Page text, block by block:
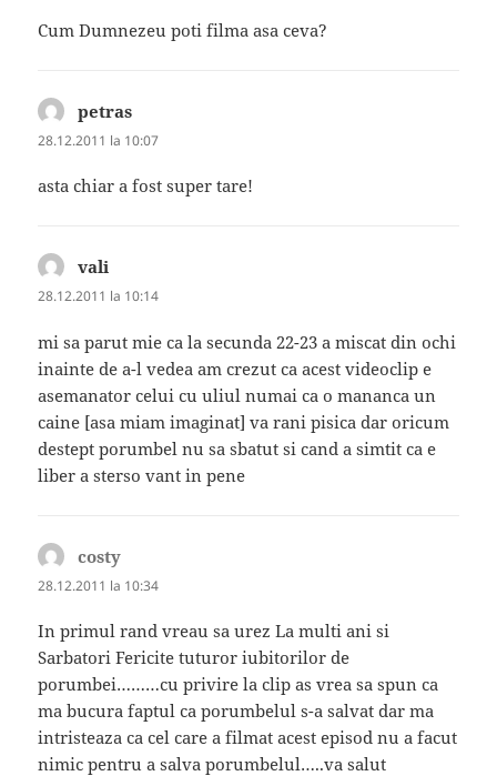
Cum Dumnezeu poti filma asa ceva?
petras
28.12.2011 la 10:07
asta chiar a fost super tare!
vali
28.12.2011 la 10:14
mi sa parut mie ca la secunda 22-23 a miscat din ochi
inainte de a-l vedea am crezut ca acest videoclip e
asemanator celui cu uliul numai ca o mananca un
caine [asa miam imaginat] va rani pisica dar oricum
destept porumbel nu sa sbatut si cand a simtit ca e
liber a sterso vant in pene
costy
28.12.2011 la 10:34
In primul rand vreau sa urez La multi ani si
Sarbatori Fericite tuturor iubitorilor de
porumbei………cu privire la clip as vrea sa spun ca
ma bucura faptul ca porumbelul s-a salvat dar ma
intristeaza ca cel care a filmat acest episod nu a facut
nimic pentru a salva porumbelul…..va salut